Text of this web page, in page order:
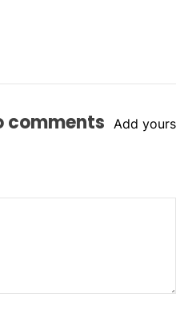
comments Add yours